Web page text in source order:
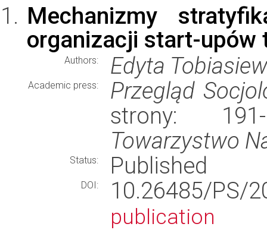
Mechanizmy
organizacji start-upów
Authors: Edyta
Academic press:
Przegląd
strony:
Towarzystwo
Status: Published
DOI: 10.26485/
publication